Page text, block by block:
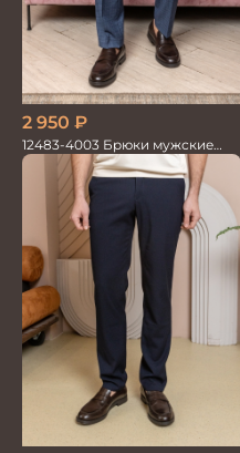
2 950 ₽
12483-4003 Брюки мужские
серо-голубые